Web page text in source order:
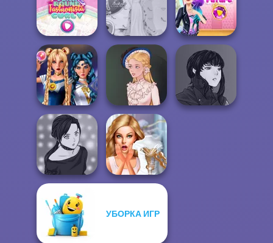
Year Round
Fashionista Curly
Princess Gala
Host
The Princess
Sent To The
Futur...
Sailor Moon And
Friends Cosmic...
Victorian Alice
Manga Creator -
Rebels Page 2
Bridezilla: Prank
УБОРКА ИГР